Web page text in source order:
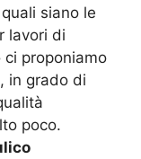
siano le
lavori di
proponiamo
in grado di
poco.